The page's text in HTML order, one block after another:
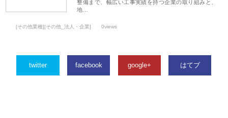
整備まで、幅広い工事実績を持つ企業の取り組みと、
地…
[その他業種][その他_法人・企業] 0views
twitter facebook google+ はてブ